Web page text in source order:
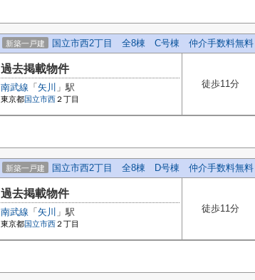
新築一戸建 国立市西2丁目 全8棟 C号棟 仲介手数料無料
過去掲載物件
南武線 「 矢川 」駅
東京都国立市西 ２丁目
徒歩11分
新築一戸建 国立市西2丁目 全8棟 D号棟 仲介手数料無料
過去掲載物件
南武線 「 矢川 」駅
東京都国立市西 ２丁目
徒歩11分